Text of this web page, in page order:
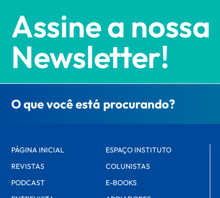
Assine a nossa
Newsletter!
O que você está procurando?
PÁGINA INICIAL
REVISTAS
PODCAST
ESPAÇO INSTITUTO
COLUNISTAS
E-BOOKS